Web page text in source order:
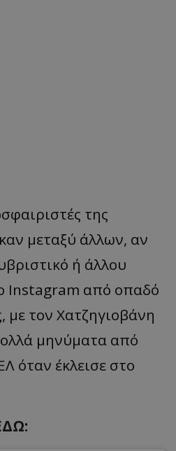
της
μεταξύ άλλων, αν
ή άλλου
Instagram από οπαδό
με τον Χατζηγιοβάνη
μηνύματα από
όταν έκλεισε στο